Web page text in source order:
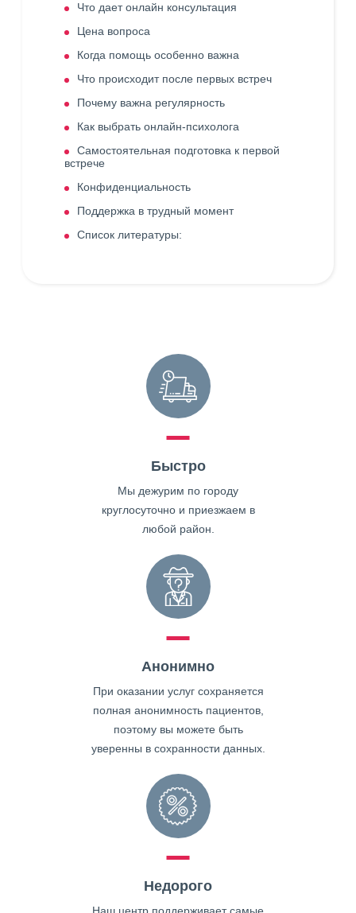
Что дает онлайн консультация
Цена вопроса
Когда помощь особенно важна
Что происходит после первых встреч
Почему важна регулярность
Как выбрать онлайн-психолога
Самостоятельная подготовка к первой
встрече
Конфиденциальность
Поддержка в трудный момент
Список литературы:
Быстро
Мы дежурим по городу
круглосуточно и приезжаем в
любой район.
Анонимно
При оказании услуг сохраняется
полная анонимность пациентов,
поэтому вы можете быть
уверенны в сохранности данных.
Недорого